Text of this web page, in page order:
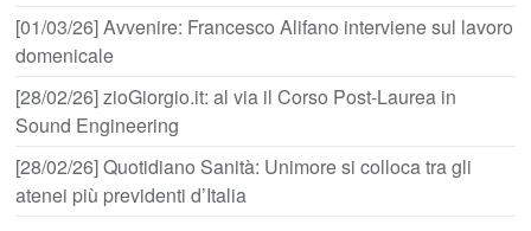
[01/03/26] Avvenire: Francesco Alifano interviene sul lavoro
domenicale
[28/02/26] zioGiorgio.it: al via il Corso Post-Laurea in
Sound Engineering
[28/02/26] Quotidiano Sanità: Unimore si colloca tra gli
atenei più previdenti d’Italia